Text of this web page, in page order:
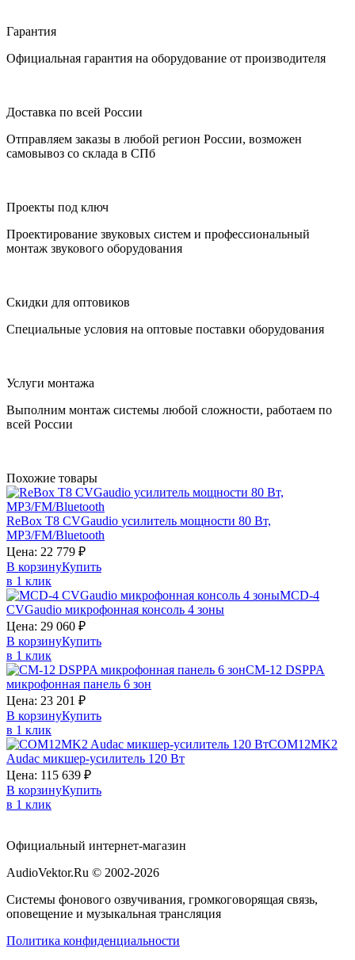
Гарантия
Официальная гарантия на оборудование от производителя
Доставка по всей России
Отправляем заказы в любой регион России, возможен
самовывоз со склада в СПб
Проекты под ключ
Проектирование звуковых систем и профессиональный
монтаж звукового оборудования
Скидки для оптовиков
Специальные условия на оптовые поставки оборудования
Услуги монтажа
Выполним монтаж системы любой сложности, работаем по
всей России
Похожие товары
ReBox T8 CVGaudio усилитель мощности 80 Вт,
MP3/FM/Bluetooth
Цена: 22 779 ₽
В корзинуКупить
в 1 клик
MCD-4
CVGaudio микрофонная консоль 4 зоны
Цена: 29 060 ₽
В корзинуКупить
в 1 клик
CM-12 DSPPA
микрофонная панель 6 зон
Цена: 23 201 ₽
В корзинуКупить
в 1 клик
COM12MK2
Audac микшер-усилитель 120 Вт
Цена: 115 639 ₽
В корзинуКупить
в 1 клик
Официальный интернет-магазин
AudioVektor.Ru © 2002-2026
Системы фонового озвучивания, громкоговорящая связь,
оповещение и музыкальная трансляция
Политика конфиденциальности